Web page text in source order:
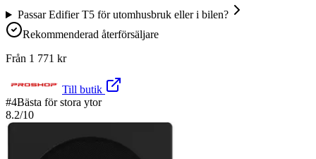
Passar Edifier T5 för utomhusbruk eller i bilen?
Rekommenderad återförsäljare
Från 1 771 kr
Till butik
#4Bästa för stora ytor
8.2/10